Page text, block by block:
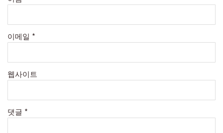
이메일 *
웹사이트
댓글 *